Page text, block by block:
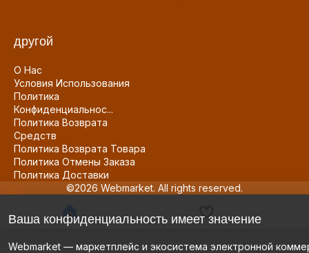
другой
О Нас
Условия Использования
Политика
Конфиденциальнос...
Политика Возврата
Средств
Политика Возврата Товара
Политика Отмены Заказа
Политика Доставки
©2026 Webmarket. All rights reserved.
Ваша конфиденциальность имеет значение
Webmarket — маркетплейс и экосистема электронной